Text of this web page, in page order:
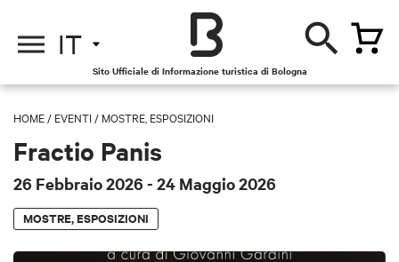
IT
Sito Ufficiale di Informazione turistica di Bologna
HOME / EVENTI / MOSTRE, ESPOSIZIONI
Fractio Panis
26 Febbraio 2026 - 24 Maggio 2026
MOSTRE, ESPOSIZIONI